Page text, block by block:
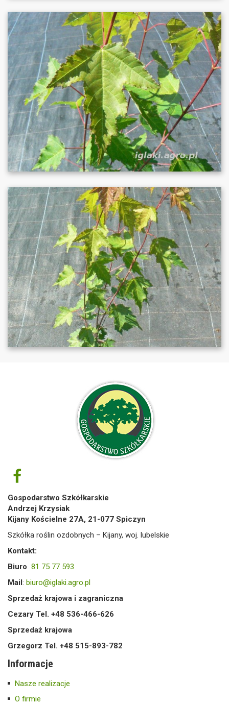
Gospodarstwo Szkółkarskie
Andrzej Krzysiak
Kijany Kościelne 27A, 21-077 Spiczyn
Szkółka roślin ozdobnych – Kijany, woj. lubelskie
Kontakt:
Biuro 81 75 77 593
Mail: biuro@iglaki.agro.pl
Sprzedaż krajowa i zagraniczna
Cezary Tel. +48 536-466-626
Sprzedaż krajowa
Grzegorz Tel. +48 515-893-782
Informacje
Nasze realizacje
O firmie